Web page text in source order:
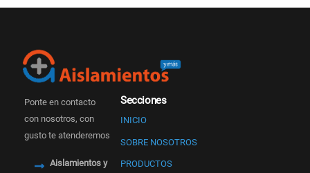
Ponte en contacto
con nosotros, con
gusto te atenderemos
Aislamientos y
Secciones
INICIO
SOBRE NOSOTROS
PRODUCTOS